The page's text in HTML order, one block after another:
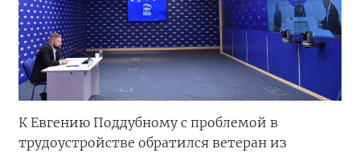
К Евгению Поддубному с проблемой в
трудоустройстве обратился ветеран из